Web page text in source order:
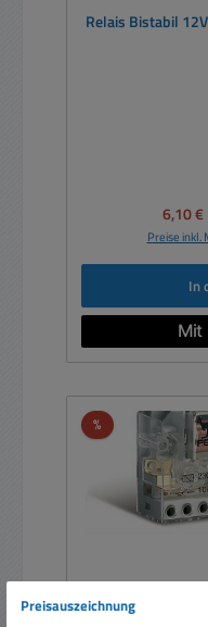
Relais Bistabil
6,10 €
Preise inkl.
In
%Rabatt
Preisauszeichnung